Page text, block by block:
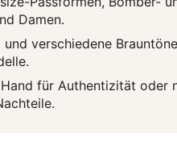
Damen.
und verschiedene
für Authentizität oder